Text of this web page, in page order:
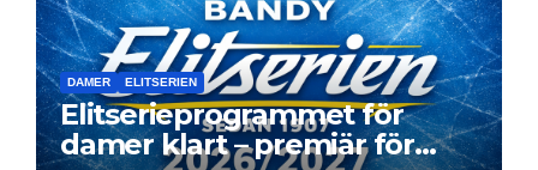
DAMER ELITSERIEN
Elitserieprogrammet för
damer klart – premiär för